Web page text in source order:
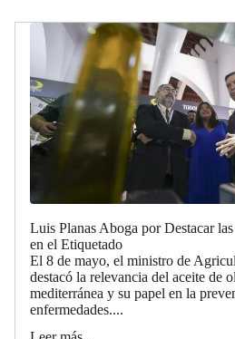
Luis Planas Aboga por Destacar
en el Etiquetado
El 8 de mayo, el ministro de
destacó la relevancia del aceite de
mediterránea y su papel en la
enfermedades....